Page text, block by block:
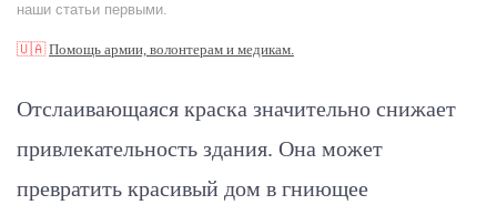
наши статьи первыми.
🇺🇦Помощь армии, волонтерам и медикам.
Отслаивающаяся краска значительно снижает
привлекательность здания. Она может
превратить красивый дом в гниющее